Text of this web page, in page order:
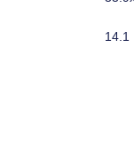
14.1